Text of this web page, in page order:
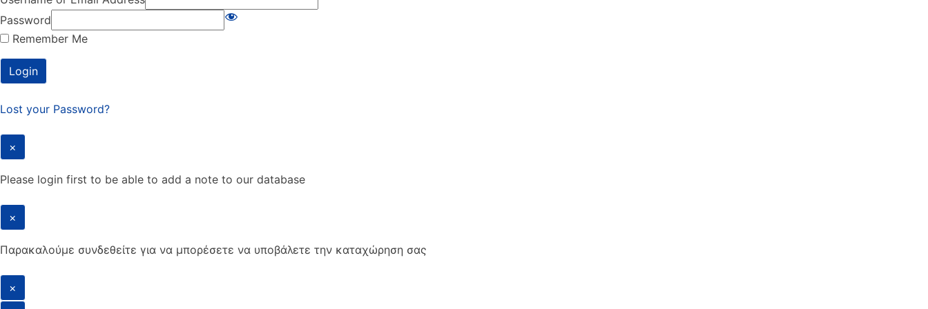
Password
Remember Me
Lost your Password?
×
Please login first to be able to add a note to our database
×
Παρακαλούμε συνδεθείτε για να μπορέσετε να υποβάλετε την καταχώρηση σας
×